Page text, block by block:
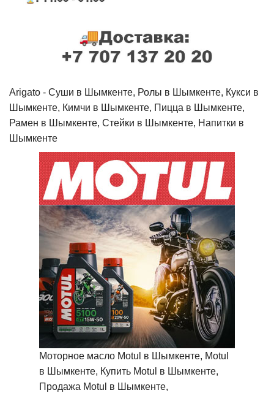
Arigato - Cуши в Шымкенте, Ролы в Шымкенте, Кукси в
Шымкенте, Кимчи в Шымкенте, Пицца в Шымкенте,
Рамен в Шымкенте, Стейки в Шымкенте, Напитки в
Шымкенте
Моторное масло Motul в Шымкенте, Motul
в Шымкенте, Купить Motul в Шымкенте,
Продажа Motul в Шымкенте,